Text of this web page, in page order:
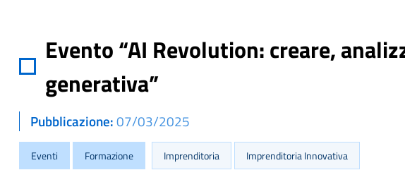
Evento “AI Revolution: creare,
generativa”
Pubblicazione 07/03/2025
Eventi Formazione Imprenditoria Imprenditoria Innovativa